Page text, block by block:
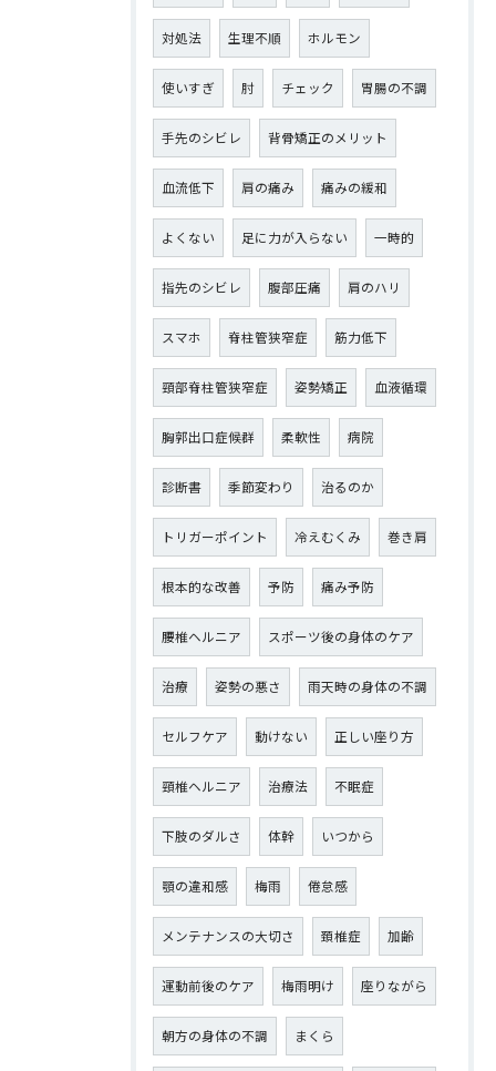
対処法 生理不順 ホルモン
使いすぎ 肘 チェック 胃腸の不調
手先のシビレ 背骨矯正のメリット
血流低下 肩の痛み 痛みの緩和
よくない 足に力が入らない 一時的
指先のシビレ 腹部圧痛 肩のハリ
スマホ 脊柱管狭窄症 筋力低下
頸部脊柱管狭窄症 姿勢矯正 血液循環
胸郭出口症候群 柔軟性 病院
診断書 季節変わり 治るのか
トリガーポイント 冷えむくみ 巻き肩
根本的な改善 予防 痛み予防
腰椎ヘルニア スポーツ後の身体のケア
治療 姿勢の悪さ 雨天時の身体の不調
セルフケア 動けない 正しい座り方
頸椎ヘルニア 治療法 不眠症
下肢のダルさ 体幹 いつから
顎の違和感 梅雨 倦怠感
メンテナンスの大切さ 頚椎症 加齢
運動前後のケア 梅雨明け 座りながら
朝方の身体の不調 まくら